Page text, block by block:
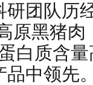
研团队历
原黑猪肉
白质含
中领先